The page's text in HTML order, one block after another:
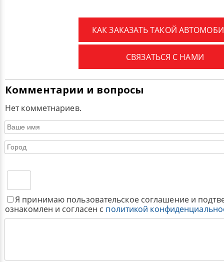
КАК ЗАКАЗАТЬ ТАКОЙ
СВЯЗАТЬСЯ С НАМИ
Комментарии и вопросы
Нет комметнариев.
Я принимаю пользовательское соглашение и
ознакомлен и согласен с политикой